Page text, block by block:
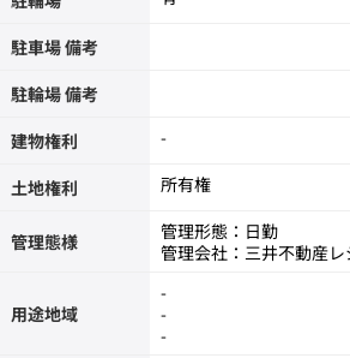
駐車場 備考
駐輪場 備考
建物権利
-
土地権利 所有権
管理態様
管理形態：日勤
管理会社：三井不動産
用途地域
-
-
-